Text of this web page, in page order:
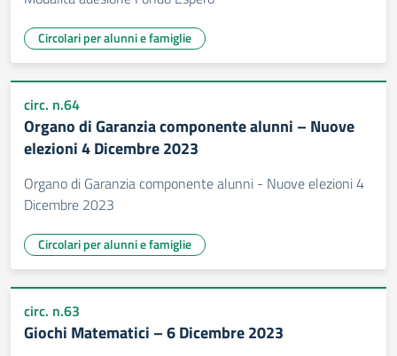
Circolari per alunni e famiglie
circ. n.64
Organo di Garanzia componente alunni – Nuove
elezioni 4 Dicembre 2023
Organo di Garanzia componente alunni - Nuove elezioni 4
Dicembre 2023
Circolari per alunni e famiglie
circ. n.63
Giochi Matematici – 6 Dicembre 2023